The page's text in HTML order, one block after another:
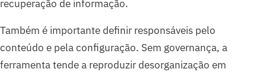
recuperação de informação.
Também é importante definir responsáveis pelo
conteúdo e pela configuração. Sem governança, a
ferramenta tende a reproduzir desorganização em